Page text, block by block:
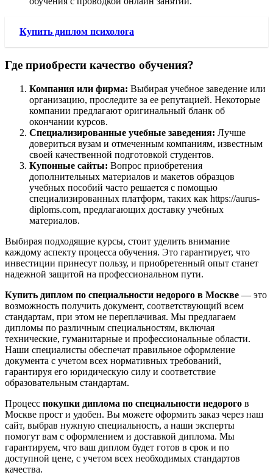
Купить диплом психолога
Где приобрести качество обучения?
Компания или фирма: Выбирая учебное заведение или
организацию, проследите за ее репутацией. Некоторые
компании предлагают оригинальный бланк об
окончании курсов.
Специализированные учебные заведения: Лучше
довериться вузам и отмеченным компаниям, известным
своей качественной подготовкой студентов.
Купонные сайты: Вопрос приобретения
дополнительных материалов и макетов образцов
учебных пособий часто решается с помощью
специализированных платформ, таких как https://aurus-
diploms.com, предлагающих доставку учебных
материалов.
Выбирая подходящие курсы, стоит уделить внимание
каждому аспекту процесса обучения. Это гарантирует, что
инвестиции принесут пользу, и приобретенный опыт станет
надежной защитой на профессиональном пути.
Купить диплом по специальности недорого в Москве — это
возможность получить документ, соответствующий всем
стандартам, при этом не переплачивая. Мы предлагаем
дипломы по различным специальностям, включая
технические, гуманитарные и профессиональные области.
Наши специалисты обеспечат правильное оформление
документа с учетом всех нормативных требований,
гарантируя его юридическую силу и соответствие
образовательным стандартам.
Процесс покупки диплома по специальности недорого в
Москве прост и удобен. Вы можете оформить заказ через наш
сайт, выбрав нужную специальность, а наши эксперты
помогут вам с оформлением и доставкой диплома. Мы
гарантируем, что ваш диплом будет готов в срок и по
доступной цене, с учетом всех необходимых стандартов
качества.